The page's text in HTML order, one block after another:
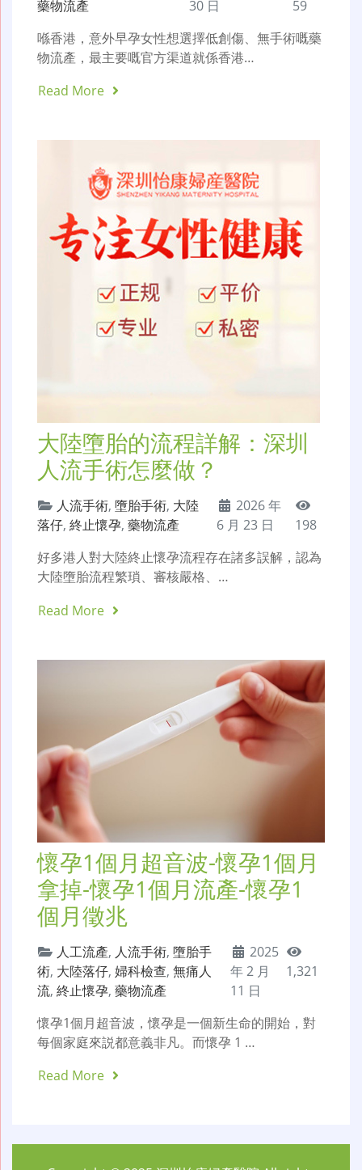
藥物流產
30 日
59
喺香港，意外早孕女性想選擇低創傷、無手術嘅藥
物流產，最主要嘅官方渠道就係香港…
Read More
大陸墮胎的流程詳解：深圳
人流手術怎麼做？
人流手術, 墮胎手術, 大陸
落仔, 終止懷孕, 藥物流產
2026 年
6 月 23 日
198
好多港人對大陸終止懷孕流程存在諸多誤解，認為
大陸墮胎流程繁瑣、審核嚴格、…
Read More
懷孕1個月超音波-懷孕1個月
拿掉-懷孕1個月流產-懷孕1
個月徵兆
人工流產, 人流手術, 墮胎手
術, 大陸落仔, 婦科檢查, 無痛人
流, 終止懷孕, 藥物流產
2025
年 2 月
11 日
1,321
懷孕1個月超音波，懷孕是一個新生命的開始，對
每個家庭來説都意義非凡。而懷孕 1 …
Read More